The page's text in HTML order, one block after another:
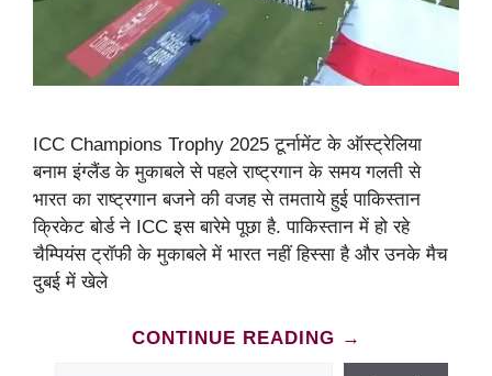
ICC Champions Trophy 2025 टूर्नामेंट के ऑस्ट्रेलिया
बनाम इंग्लैंड के मुकाबले से पहले राष्ट्रगान के समय गलती से
भारत का राष्ट्रगान बजने की वजह से तमताये हुई पाकिस्तान
क्रिकेट बोर्ड ने ICC इस बारेमे पूछा है. पाकिस्तान में हो रहे
चैम्पियंस ट्रॉफी के मुकाबले में भारत नहीं हिस्सा है और उनके मैच
दुबई में खेले
CONTINUE READING →